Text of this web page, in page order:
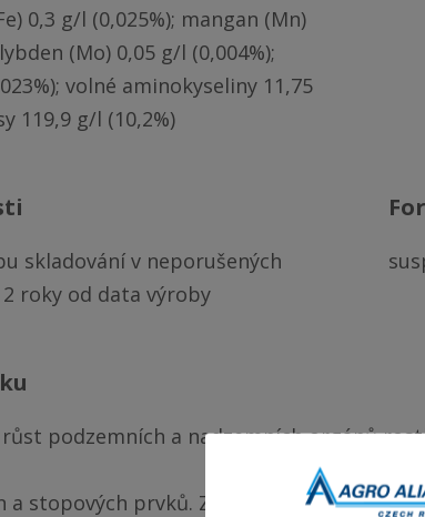
0,3 g/l (0,025%); mangan (Mn)
(Mo) 0,05 g/l (0,004%);
volné aminokyseliny 11,75
119,9 g/l (10,2%)
skladování v neporušených
roky od data výroby
podzemních a nadzemních orgánů
a stopových prvků. Zvyšuje výnosy